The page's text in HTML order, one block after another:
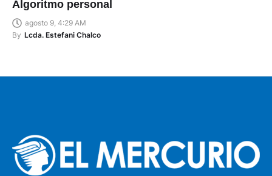
Algoritmo personal
agosto 9, 4:29 AM
By